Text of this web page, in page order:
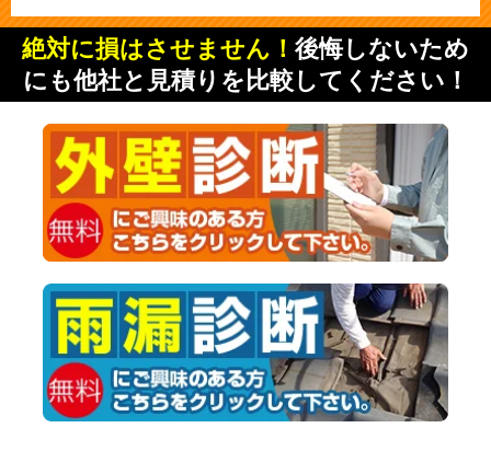
絶対に損はさせません！ 後悔しないため
にも他社と見積りを比較してください！